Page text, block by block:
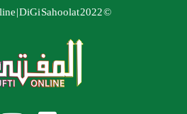
© 2022 AL Mufti Online |
DiGi Sahoolat